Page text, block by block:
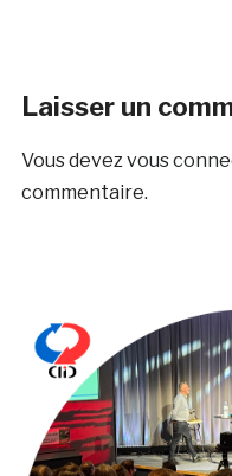
Laisser un
Vous devezvous
commentaire.